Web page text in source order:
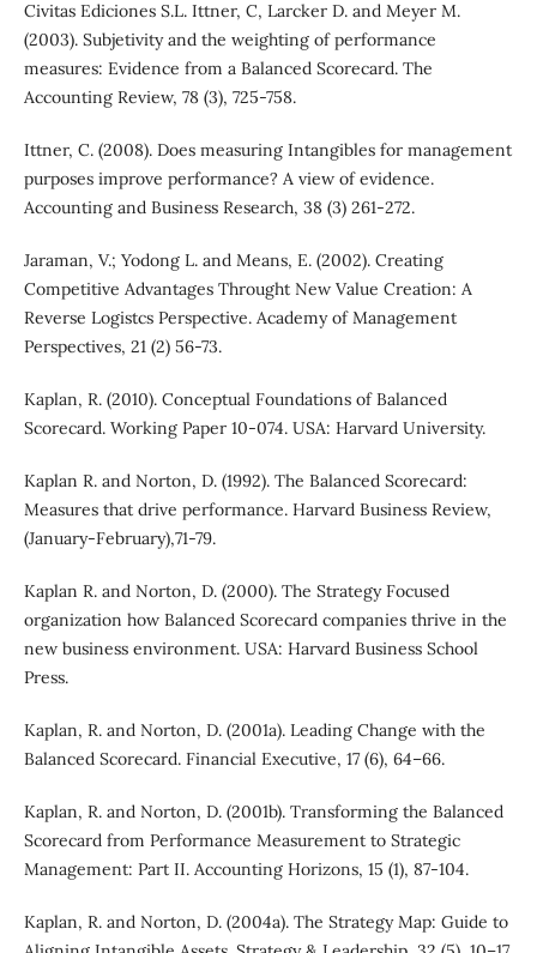
Civitas Ediciones S.L. Ittner, C, Larcker D. and Meyer M.
(2003). Subjetivity and the weighting of performance
measures: Evidence from a Balanced Scorecard. The
Accounting Review, 78 (3), 725-758.
Ittner, C. (2008). Does measuring Intangibles for management
purposes improve performance? A view of evidence.
Accounting and Business Research, 38 (3) 261-272.
Jaraman, V.; Yodong L. and Means, E. (2002). Creating
Competitive Advantages Throught New Value Creation: A
Reverse Logistcs Perspective. Academy of Management
Perspectives, 21 (2) 56-73.
Kaplan, R. (2010). Conceptual Foundations of Balanced
Scorecard. Working Paper 10-074. USA: Harvard University.
Kaplan R. and Norton, D. (1992). The Balanced Scorecard:
Measures that drive performance. Harvard Business Review,
(January-February),71-79.
Kaplan R. and Norton, D. (2000). The Strategy Focused
organization how Balanced Scorecard companies thrive in the
new business environment. USA: Harvard Business School
Press.
Kaplan, R. and Norton, D. (2001a). Leading Change with the
Balanced Scorecard. Financial Executive, 17 (6), 64–66.
Kaplan, R. and Norton, D. (2001b). Transforming the Balanced
Scorecard from Performance Measurement to Strategic
Management: Part II. Accounting Horizons, 15 (1), 87-104.
Kaplan, R. and Norton, D. (2004a). The Strategy Map: Guide to